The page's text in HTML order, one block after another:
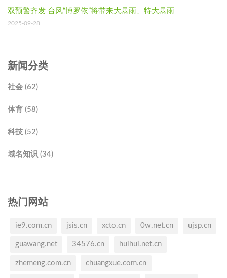
双预警齐发 台风“博罗依”将带来大暴雨、特大暴雨
2025-09-28
新闻分类
社会 (62)
体育 (58)
科技 (52)
域名知识 (34)
热门网站
ie9.com.cn jsis.cn xcto.cn 0w.net.cn ujsp.cn
guawang.net 34576.cn huihui.net.cn
zhemeng.com.cn chuangxue.com.cn